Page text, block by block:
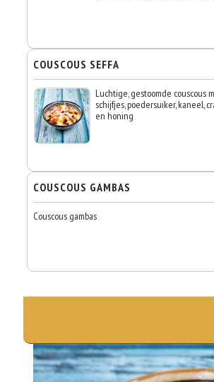
COUSCOUS SEFFA
Luchtige, gestoomde couscous
schijfjes, poedersuiker, kaneel,
en honing
COUSCOUS GAMBAS
Couscous gambas